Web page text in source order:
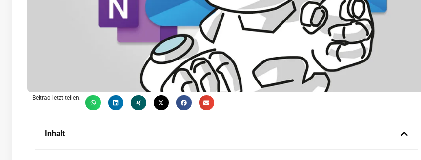
Beitrag jetzt teilen:
Inhalt